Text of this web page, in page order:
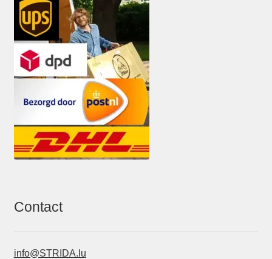
Contact
info@STRIDA.lu